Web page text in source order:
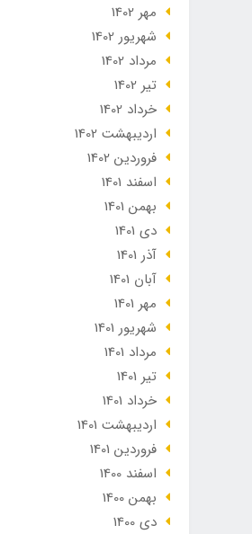
مهر 1402
شهریور 1402
مرداد 1402
تير 1402
خرداد 1402
ارديبهشت 1402
فروردین 1402
اسفند 1401
بهمن 1401
دی 1401
آذر 1401
آبان 1401
مهر 1401
شهریور 1401
مرداد 1401
تير 1401
خرداد 1401
ارديبهشت 1401
فروردین 1401
اسفند 1400
بهمن 1400
دی 1400